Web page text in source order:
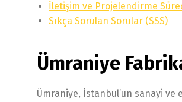
İletişim ve Projelendirme
Sıkça Sorulan Sorular (SSS)
Ümraniye
Ümraniye, İstanbul’un sanayi